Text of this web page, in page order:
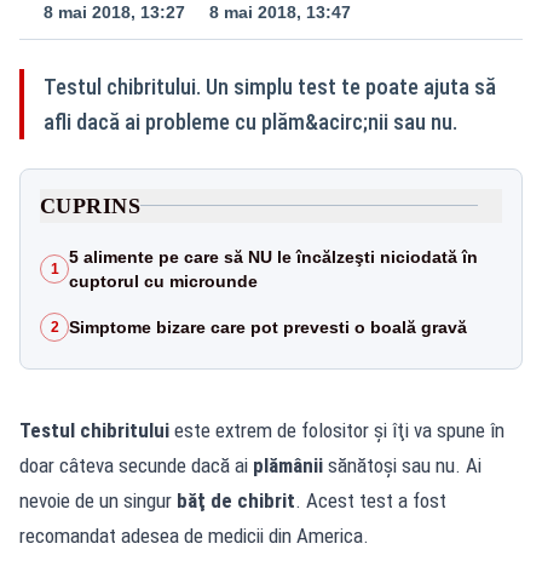
8 mai 2018, 13:27 8 mai 2018, 13:47
Testul chibritului. Un simplu test te poate ajuta să
afli dacă ai probleme cu plăm&acirc;nii sau nu.
CUPRINS
1
5 alimente pe care să NU le încălzeşti niciodată în
cuptorul cu microunde
2 Simptome bizare care pot prevesti o boală gravă
Testul chibritului este extrem de folositor şi îţi va spune în
doar câteva secunde dacă ai plămânii sănătoşi sau nu. Ai
nevoie de un singur băţ de chibrit. Acest test a fost
recomandat adesea de medicii din America.